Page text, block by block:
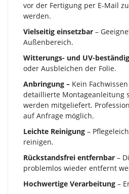
vor der Fertigung per E-Mail
werden.
Vielseitig einsetzbar –
Außenbereich.
Witterungs- und UV-beständig
oder Ausbleichen der Folie.
Anbringung – Kein
detaillierte Montageanleitung
werden mitgeliefert.
auf Anfrage möglich.
Leichte Reinigung –
reinigen.
Rückstandsfrei entfernbar –
problemlos wieder entfernt
Hochwertige Verarbeitung –